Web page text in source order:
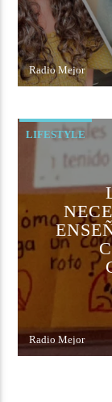
Radio Mejor
LIFESTYLE
Radio Mejor